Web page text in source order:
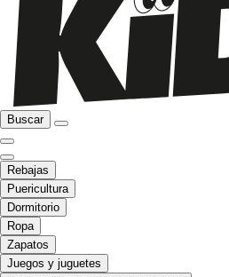
Buscar
Rebajas
Puericultura
Dormitorio
Ropa
Zapatos
Juegos y juguetes